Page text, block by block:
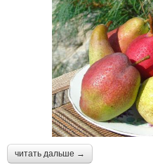
читать дальше →